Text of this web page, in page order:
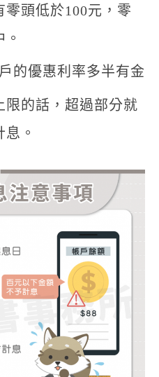
頭低於100元，零
的優惠利率多半有金
限的話，超過部分就
。